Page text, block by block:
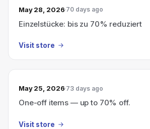
May 28, 2026 70 days ago
Einzelstücke: bis zu 70% reduziert
Visit store
May 25, 2026 73 days ago
One-off items — up to 70% off.
Visit store